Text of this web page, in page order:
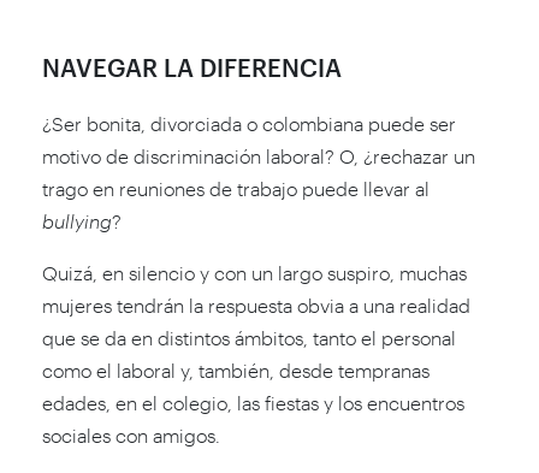
NAVEGAR LA DIFERENCIA
¿Ser bonita, divorciada o colombiana puede ser
motivo de discriminación laboral? O, ¿rechazar un
trago en reuniones de trabajo puede llevar al
bullying?
Quizá, en silencio y con un largo suspiro, muchas
mujeres tendrán la respuesta obvia a una realidad
que se da en distintos ámbitos, tanto el personal
como el laboral y, también, desde tempranas
edades, en el colegio, las fiestas y los encuentros
sociales con amigos.